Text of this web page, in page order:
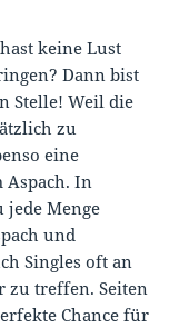
keine Lust
Dann bist
Stelle! Weil die
zu
eine
In
jede Menge
und
Singles oft an
zu treffen. Seiten
Chance für